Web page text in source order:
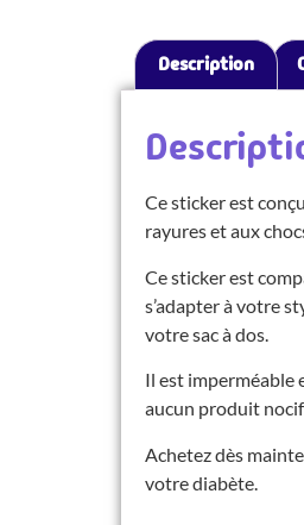
Description
Ce sticker est
rayures et aux
Ce sticker est
s’adapter à votre
votre sac à dos.
Il est imperméable
aucun produit
Achetez dès
votre diabète.